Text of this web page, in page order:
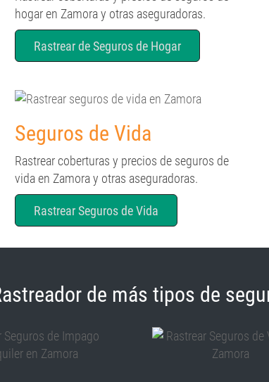
hogar en Zamora y otras aseguradoras.
Rastrear de Seguros de Hogar
Seguros de Vida
Rastrear coberturas y precios de seguros de
vida en Zamora y otras aseguradoras.
Rastrear Seguros de Vida
de más tipos de